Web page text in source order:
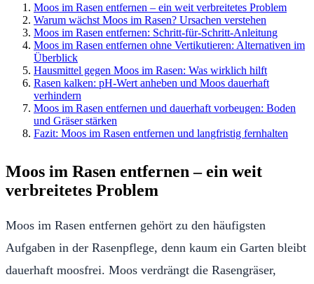
Moos im Rasen entfernen – ein weit verbreitetes Problem
Warum wächst Moos im Rasen? Ursachen verstehen
Moos im Rasen entfernen: Schritt-für-Schritt-Anleitung
Moos im Rasen entfernen ohne Vertikutieren: Alternativen im
Überblick
Hausmittel gegen Moos im Rasen: Was wirklich hilft
Rasen kalken: pH-Wert anheben und Moos dauerhaft
verhindern
Moos im Rasen entfernen und dauerhaft vorbeugen: Boden
und Gräser stärken
Fazit: Moos im Rasen entfernen und langfristig fernhalten
Moos im Rasen entfernen – ein weit
verbreitetes Problem
Moos im Rasen entfernen gehört zu den häufigsten
Aufgaben in der Rasenpflege, denn kaum ein Garten bleibt
dauerhaft moosfrei. Moos verdrängt die Rasengräser,